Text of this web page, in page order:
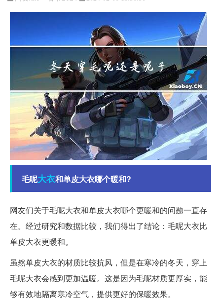
毛呢大衣和单皮大衣哪个暖和?
网友们关于毛呢大衣和单皮大衣哪个更暖和的问题一直存
在。经过研究和数据比较，我们得出了结论：毛呢大衣比
单皮大衣更暖和。
虽然单皮大衣的材质比较抗风，但是在寒冷的冬天，穿上
毛呢大衣会感到更加温暖。这是因为毛呢材质更厚实，能
够有效地隔离寒冷空气，提供更好的保暖效果。